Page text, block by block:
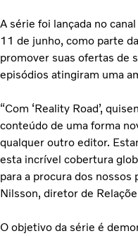
A série foi lançada no
11 de junho, como parte
promover suas ofertas de
episódios atingiram uma
“Com ‘Reality Road’,
conteúdo de uma forma
qualquer outro editor.
esta incrível cobertura
para a procura dos nossos
Nilsson, diretor de
O objetivo da série é